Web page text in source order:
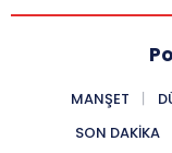
MANŞET
SON DAKIKA